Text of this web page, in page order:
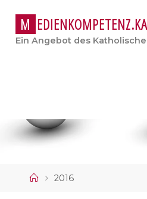
M EDIENKOMPETENZ.KA
Ein Angebot des
Start2016